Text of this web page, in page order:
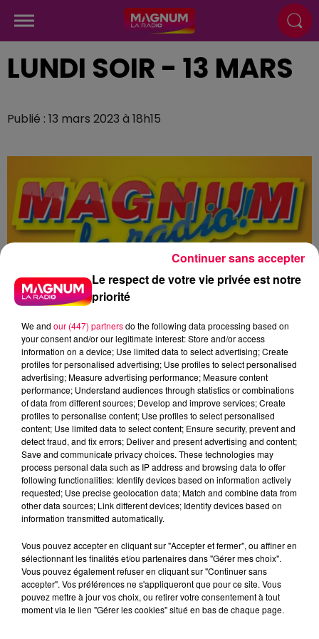
LUNDI SOIR - 13 MARS
Publié : 13 mars 2023 à 18h15
Flash infos
Crédit :Flash infos
podcasts/2023/03/18h-2.mp3
Le respect de votre vie privée est notre
priorité
We and our (447) partnersdo the following data processing based on
your consent and/or our legitimate interest: Store and/or access
information on a device; Use limited data to select advertising; Create
profiles for personalised advertising; Use profiles to select personalised
advertising; Measure advertising performance; Measure content
performance; Understand audiences through statistics or combinations
of data from different sources; Develop and improve services; Create
profiles to personalise content; Use profiles to select personalised
content; Use limited data to select content; Ensure security, prevent and
detect fraud, and fix errors; Deliver and present advertising and content;
Save and communicate privacy choices. These technologies may
process personal data such as IP address and browsing data to offer
following functionalities: Identify devices based on information actively
requested; Use precise geolocation data; Match and combine data from
other data sources; Link different devices; Identify devices based on
information transmitted automatically.
Vous pouvez accepter en cliquant sur "Accepter et fermer", ou affiner en
sélectionnant les finalités et/ou partenaires dans "Gérer mes choix".
Vous pouvez également refuser en cliquant sur "Continuer sans
accepter". Vos préférences ne s'appliqueront que pour ce site. Vous
pouvez mettre à jour vos choix, ou retirer votre consentement à tout
moment via le lien "Gérer les cookies" situé en bas de chaque page.
Continuer sans accepter